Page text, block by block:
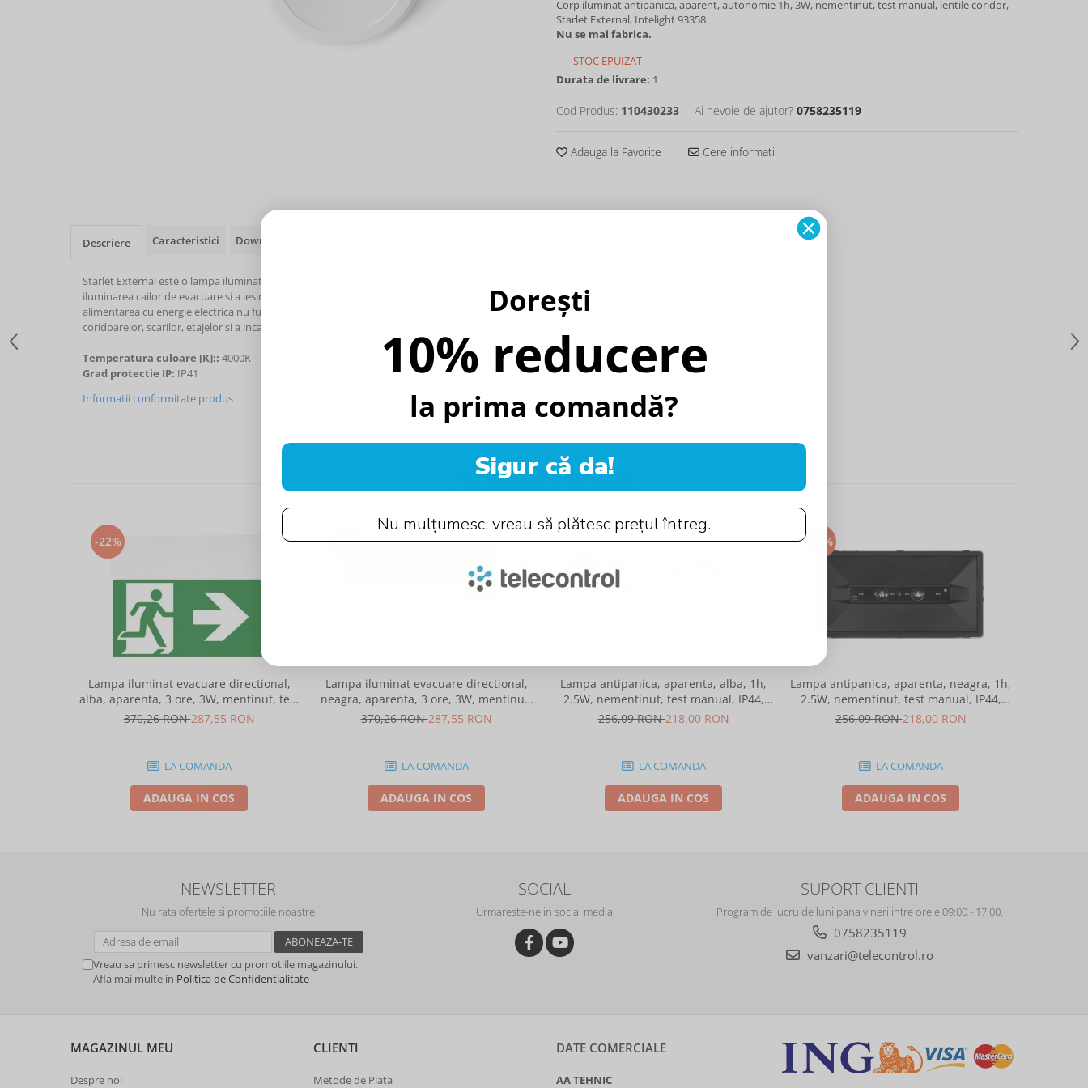
Corp iluminat antipanica, aparent, autonomie 1h, 3W, nementinut, test manual, lentile coridor,
Starlet External, Intelight 93358
Nu se mai fabrica.
STOC EPUIZAT
Durata de livrare: 1
Cod Produs: 110430233 Ai nevoie de ajutor? 0758235119
Adauga la Favorite Cere informatii
Descriere Caracteristici Download (6)
Starlet External este o lampa iluminat de siguranta antipanica LED proiectata pentru
iluminarea cailor de evacuare si a iesirilor de urgenta in perioada in care reteaua de
alimentarea cu energie electrica nu functioneaza. Este special gandita pentru iluminarea
coridoarelor, scarilor, etajelor si a incaperilor mici in cladrile de utilitati publice.
Temperatura culoare [K]:: 4000K
Grad protectie IP: IP41
Informatii conformitate produs
PRODUSE SIMILARE
-22%
Lampa iluminat evacuare directional,
alba, aparenta, 3 ore, 3W, mentinut, test
automat, IP20, Intelight 90385
370,26 RON287,55 RON
LA COMANDA
ADAUGA IN COS
-22%
Lampa iluminat evacuare directional,
neagra, aparenta, 3 ore, 3W, mentinut,
test automat, IP20, Intelight 90085
370,26 RON287,55 RON
LA COMANDA
ADAUGA IN COS
-15%
Lampa antipanica, aparenta, alba, 1h,
2.5W, nementinut, test manual, IP44,
lentile punct de siguranta, Intelight
256,09 RON218,00 RON
LA COMANDA
ADAUGA IN COS
-15%
Lampa antipanica, aparenta, neagra, 1h,
2.5W, nementinut, test manual, IP44,
lentile punct de siguranta, Intelight
256,09 RON218,00 RON
LA COMANDA
ADAUGA IN COS
NEWSLETTER
Nu rata ofertele si promotiile noastre
Vreau sa primesc newsletter cu promotiile magazinului.
Afla mai multe in Politica de Confidentialitate
SOCIAL
Urmareste-ne in social media
SUPORT CLIENTI
Program de lucru de luni pana vineri intre orele 09:00 - 17:00.
0758235119
vanzari@telecontrol.ro
MAGAZINUL MEU
Despre noi
CLIENTI
Metode de Plata
DATE COMERCIALE
AA TEHNIC
Dorești
10% reducere
la prima comandă?
Sigur că da!
Nu mulțumesc, vreau să plătesc prețul întreg.